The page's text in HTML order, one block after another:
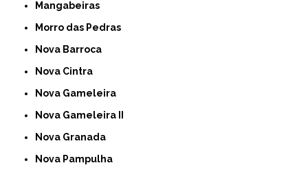
Mangabeiras
Morro das Pedras
Nova Barroca
Nova Cintra
Nova Gameleira
Nova Gameleira II
Nova Granada
Nova Pampulha